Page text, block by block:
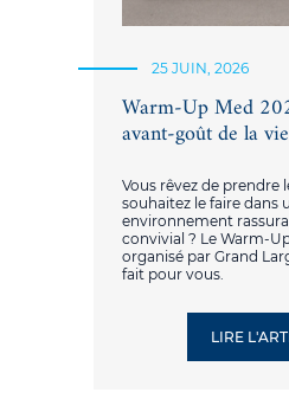
25 JUIN, 2026
Warm-Up Med
avant-goût de la
Vous rêvez de prendre
souhaitez le faire dans
environnement
convivial ? Le Warm-
organisé par Grand
fait pour vous.
LIRE